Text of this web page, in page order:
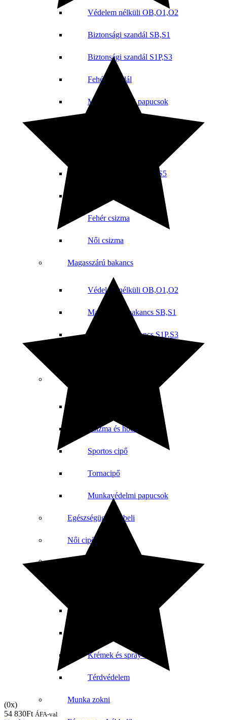
Védelem nélküli OB,O1,O2
Biztonsági szandál SB,S1
Biztonsági szandál S1P,S3
Fehér szandál
Munkavédelmi papucsok
Biztonsági csizma S4,S5
Fehér csizma
Női csizma
Magasszárú bakancs
Védelem nélküli OB,O1,O2
Magasszárú bakancs SB,S1
Magasszárú bakancs S1P,S3
Csizma és hócsizma
Sportos cipő
Tornacipő
Munkavédelmi papucsok
Egészségügyi lábbeli
Női cipő
Lábbeli kiegészítők
Krémek és spray-k
Térdvédelem
Munka zokni
(0x)
54 830Ft ÁFA-val